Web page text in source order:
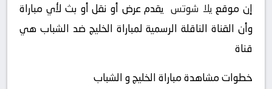
إن موقع يلا شوتسيقدم عرض أو نقل أو بث لأي مباراة
وأن القناة الناقلة الرسمية لمباراة الخليج ضد الشباب هي
قناة
خطوات مشاهدة مباراة الخليج و الشباب